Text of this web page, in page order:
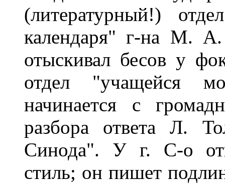
(литературный!)
календаря" г-на М.
отыскивал бесов у
отдел "учащейся
начинается с
разбора ответа Л.
Синода". У г. С-о
стиль; он пишет